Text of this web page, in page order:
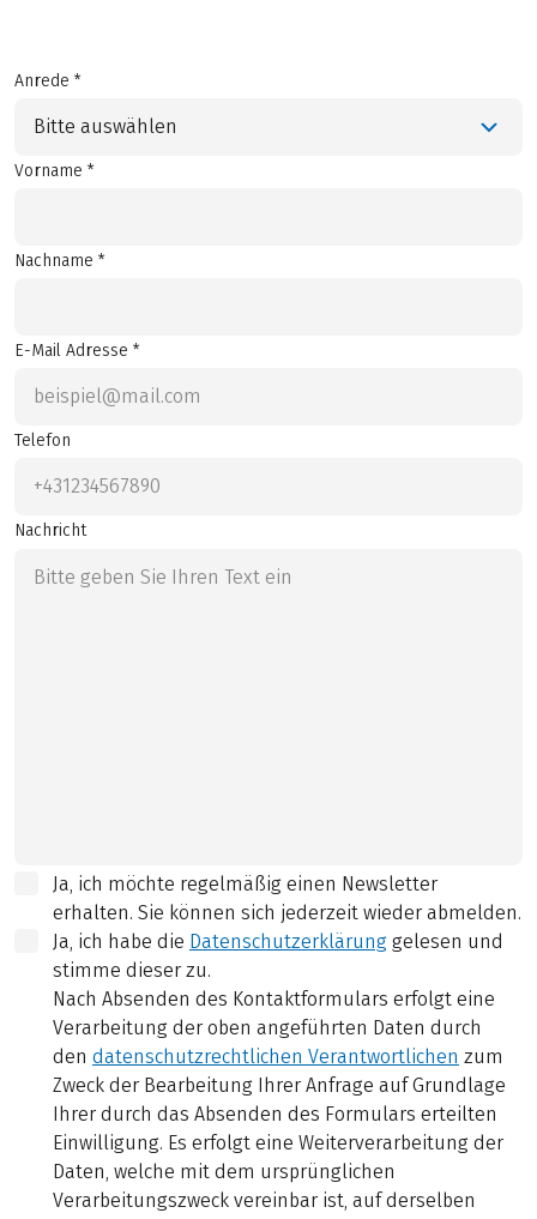
Anrede *
Bitte auswählen
Vorname *
Nachname *
E-Mail Adresse *
Telefon
Nachricht
Ja, ich möchte regelmäßig einen Newsletter
erhalten. Sie können sich jederzeit wieder abmelden.
Ja, ich habe die Datenschutzerklärung gelesen und
stimme dieser zu.
Nach Absenden des Kontaktformulars erfolgt eine
Verarbeitung der oben angeführten Daten durch
den datenschutzrechtlichen Verantwortlichen zum
Zweck der Bearbeitung Ihrer Anfrage auf Grundlage
Ihrer durch das Absenden des Formulars erteilten
Einwilligung. Es erfolgt eine Weiterverarbeitung der
Daten, welche mit dem ursprünglichen
Verarbeitungszweck vereinbar ist, auf derselben